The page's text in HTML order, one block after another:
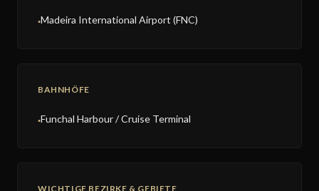
●Madeira International Airport (FNC)
BAHNHÖFE
●Funchal Harbour / Cruise Terminal
WICHTIGE BEZIRKE & GEBIETE